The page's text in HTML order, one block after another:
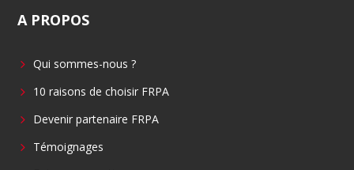
e
o
o
k
d
i
A PROPOS
Qui sommes-nous ?
10 raisons de choisir FRPA
Devenir partenaire FRPA
Témoignages